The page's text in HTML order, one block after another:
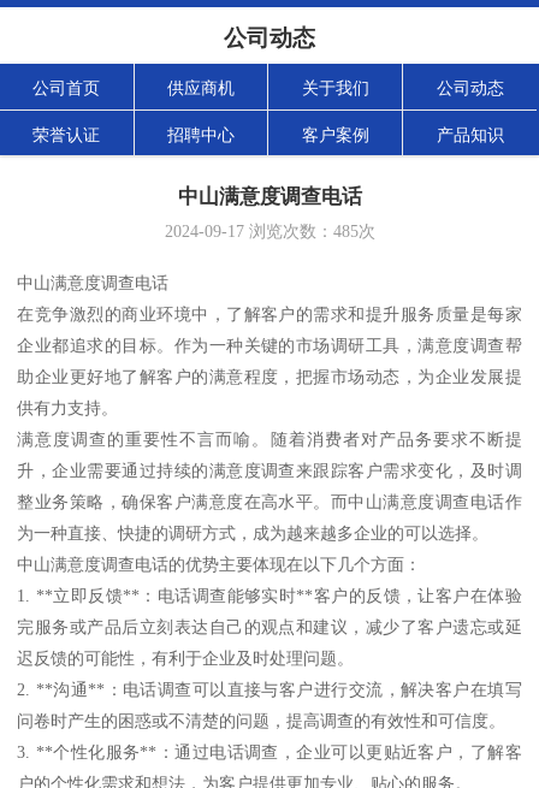
公司动态
公司首页 供应商机 关于我们 公司动态
荣誉认证 招聘中心 客户案例 产品知识
中山满意度调查电话
2024-09-17浏览次数： 485次
中山满意度调查电话
在竞争激烈的商业环境中，了解客户的需求和提升服务质量是每家
企业都追求的目标。作为一种关键的市场调研工具，满意度调查帮
助企业更好地了解客户的满意程度，把握市场动态，为企业发展提
供有力支持。
满意度调查的重要性不言而喻。随着消费者对产品务要求不断提
升，企业需要通过持续的满意度调查来跟踪客户需求变化，及时调
整业务策略，确保客户满意度在高水平。而中山满意度调查电话作
为一种直接、快捷的调研方式，成为越来越多企业的可以选择。
中山满意度调查电话的优势主要体现在以下几个方面：
1. **立即反馈**：电话调查能够实时**客户的反馈，让客户在体验
完服务或产品后立刻表达自己的观点和建议，减少了客户遗忘或延
迟反馈的可能性，有利于企业及时处理问题。
2. **沟通**：电话调查可以直接与客户进行交流，解决客户在填写
问卷时产生的困惑或不清楚的问题，提高调查的有效性和可信度。
3. **个性化服务**：通过电话调查，企业可以更贴近客户，了解客
户的个性化需求和想法，为客户提供更加专业、贴心的服务。